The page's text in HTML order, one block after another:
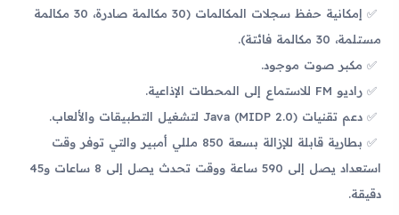
إمكانية حفظ سجلات المكالمات (30 مكالمة صادرة، 30 مكالمة
مستلمة، 30 مكالمة فائتة).
مكبر صوت موجود.
راديو FM للاستماع إلى المحطات الإذاعية.
دعم تقنيات Java (MIDP 2.0) لتشغيل التطبيقات والألعاب.
بطارية قابلة للإزالة بسعة 850 مللي أمبير والتي توفر وقت
استعداد يصل إلى 590 ساعة ووقت تحدث يصل إلى 8 ساعات و45
دقيقة.